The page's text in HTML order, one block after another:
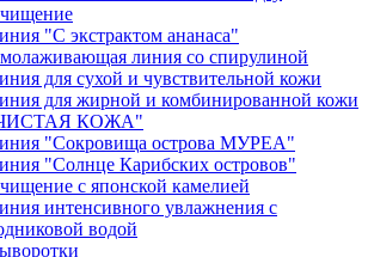
"С экстрактом ананаса"
линия со спирулиной
для сухой и чувствительной кожи
для жирной и комбинированной кожи
КОЖА"
"Сокровища острова МУРЕА"
"Солнце Карибских островов"
с японской камелией
интенсивного увлажнения с
водой